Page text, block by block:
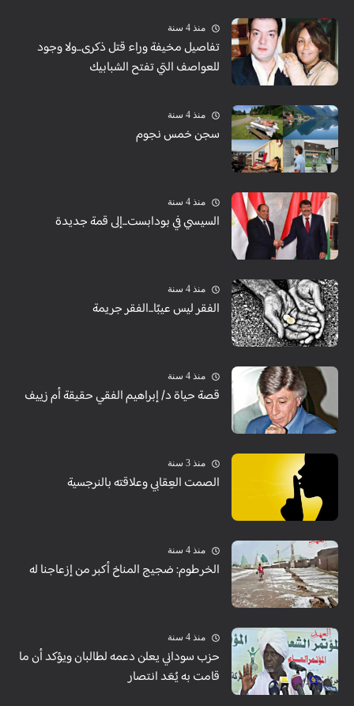
منذ 4 سنة
تفاصيل مخيفة وراء قتل ذكرى...ولا وجود
للعواصف التي تفتح الشبابيك
منذ 4 سنة
سجن خمس نجوم
منذ 4 سنة
السيسي في بودابست...إلى قمة جديدة
منذ 4 سنة
الفقر ليس عيبًا...الفقر جريمة
منذ 4 سنة
قصة حياة د/ إبراهيم الفقي حقيقة أم زييف
منذ 3 سنة
الصمت العِقابي وعلاقته بالنرجسية
منذ 4 سنة
الخرطوم: ضجيج المناخ أكبر من إزعاجنا له
منذ 4 سنة
حزب سوداني يعلن دعمه لطالبان ويؤكد أن ما
قامت به يُعَد انتصار